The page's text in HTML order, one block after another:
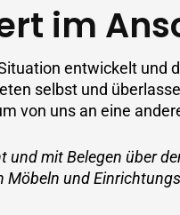
im
entwickelt und
selbst und
von uns an eine
und mit Belegen über
Möbeln und